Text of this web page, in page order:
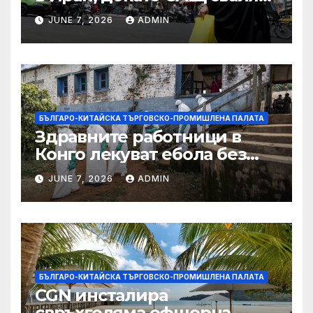
дронове, Ливан търси мир
JUNE 7, 2026 ADMIN
БЪЛГАРО-КИТАЙСКА ТЪРГОВСКО-ПРОМИШЛЕНА ПАЛАТА
Здравните работници в
Конго лекуват ебола без
заплащане, докато СЗО
търси ресурси
JUNE 7, 2026 ADMIN
БЪЛГАРО-КИТАЙСКА ТЪРГОВСКО-ПРОМИШЛЕНА ПАЛАТА
CGN инсталира